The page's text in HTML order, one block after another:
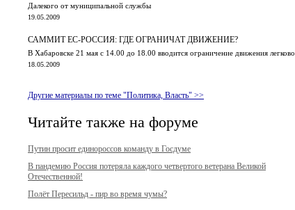
Далекого от муниципальной службы
19.05.2009
САММИТ ЕС-РОССИЯ: ГДЕ ОГРАНИЧАТ ДВИЖЕНИЕ?
В Хабаровске 21 мая с 14.00 до 18.00 вводится ограничение движения
18.05.2009
Другие материалы по теме "Политика, Власть" >>
Читайте также на форуме
Путин просит единороссов команду в Госдуме
В пандемию Россия потеряла каждого четвертого ветерана Великой
Отечественной!
Полёт Пересильд - пир во время чумы?